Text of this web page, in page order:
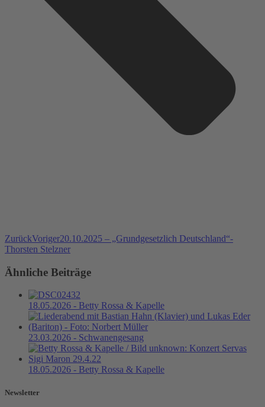
ZurückVoriger20.10.2025 – „Grundgesetzlich Deutschland“-
Thorsten Stelzner
Ähnliche Beiträge
18.05.2026 - Betty Rossa & Kapelle
23.03.2026 - Schwanengesang
18.05.2026 - Betty Rossa & Kapelle
Newsletter